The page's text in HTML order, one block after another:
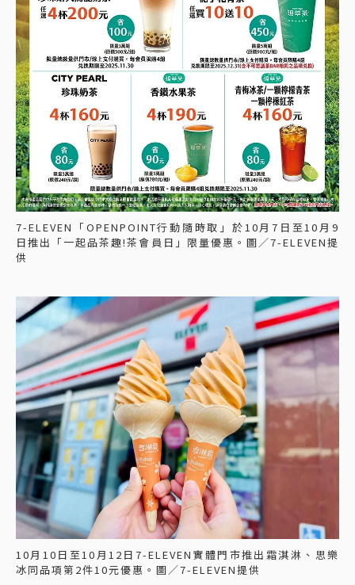
7-ELEVEN「OPENPOINT行動隨時取」於10月7日至10月9
日推出「一起品茶趣!茶會員日」限量優惠。圖／7-ELEVEN提
供
10月10日至10月12日7-ELEVEN實體門市推出霜淇淋、思樂
冰同品項第2件10元優惠。圖／7-ELEVEN提供